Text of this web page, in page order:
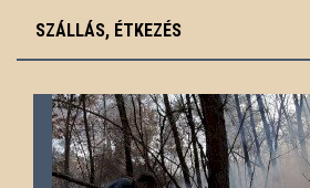
SZÁLLÁS, ÉTKEZÉS